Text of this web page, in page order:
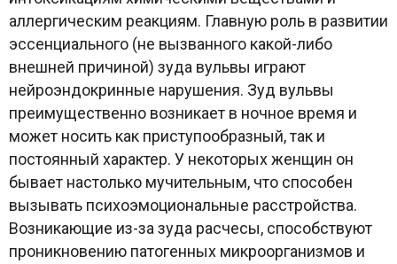
аллергическим реакциям. Главную роль в развитии
эссенциального (не вызванного какой-либо
внешней причиной) зуда вульвы играют
нейроэндокринные нарушения. Зуд вульвы
преимущественно возникает в ночное время и
может носить как приступообразный, так и
постоянный характер. У некоторых женщин он
бывает настолько мучительным, что способен
вызывать психоэмоциональные расстройства.
Возникающие из-за зуда расчесы, способствуют
проникновению патогенных микроорганизмов и